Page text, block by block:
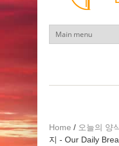
Home / 오늘의 양
지 - Our Daily